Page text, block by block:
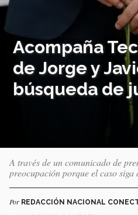
Acompaña
de Jorge y
búsqueda de
A través de un comunicado de
preocupación porque el caso siga
Por REDACCIÓN NACIONAL